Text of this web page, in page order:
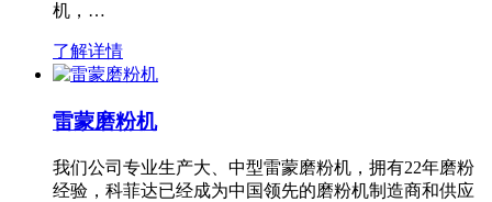
机，…
了解详情
雷蒙磨粉机
我们公司专业生产大、中型雷蒙磨粉机，拥有22年磨粉
经验，科菲达已经成为中国领先的磨粉机制造商和供应